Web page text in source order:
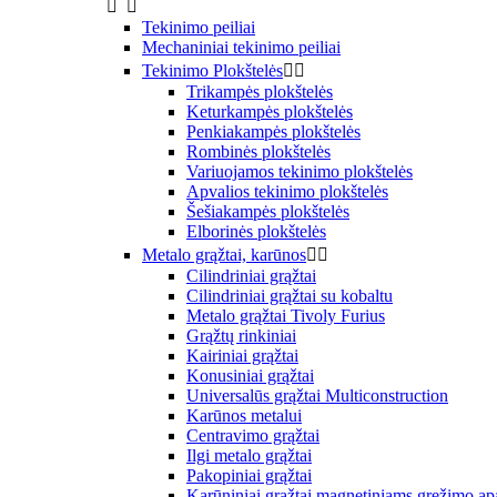


Tekinimo peiliai
Mechaniniai tekinimo peiliai
Tekinimo Plokštelės 
Trikampės plokštelės
Keturkampės plokštelės
Penkiakampės plokštelės
Rombinės plokštelės
Variuojamos tekinimo plokštelės
Apvalios tekinimo plokštelės
Šešiakampės plokštelės
Elborinės plokštelės
Metalo grąžtai, karūnos 
Cilindriniai grąžtai
Cilindriniai grąžtai su kobaltu
Metalo grąžtai Tivoly Furius
Grąžtų rinkiniai
Kairiniai grąžtai
Konusiniai grąžtai
Universalūs grąžtai Multiconstruction
Karūnos metalui
Centravimo grąžtai
Ilgi metalo grąžtai
Pakopiniai grąžtai